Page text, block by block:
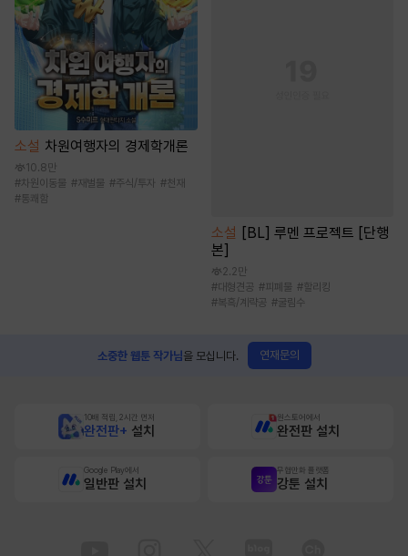
소설 차원여행자의 경제학개론
10.8만
#차원이동물 # 재벌물 #주식/투자 #천재
#통쾌함
소설
[BL] 루멘 프로젝트 [단행
본]
2.2만
#대형견공 #피폐물 #할리킹
#복흑/계략공 #굴림수
소중한 웹툰 작가님을 모십니다. 연재문의
10배 적립, 2시간 먼저
완전판+ 설치
원스토어에서
완전판 설치
Google Play에서
일반판 설치
무협만화 플랫폼
강툰 설치